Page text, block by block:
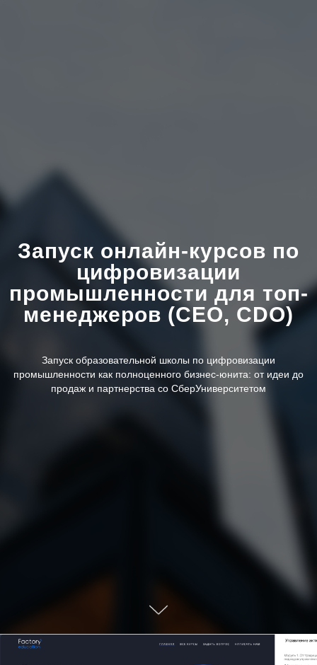
Запуск онлайн-курсов по
цифровизации
промышленности для топ-
менеджеров (CEO, CDO)
Запуск образовательной школы по цифровизации
промышленности как полноценного бизнес-юнита: от идеи до
продаж и партнерства со СберУниверситетом